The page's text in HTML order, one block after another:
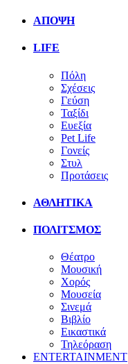
ΑΠΟΨΗ
LIFE
Πόλη
Σχέσεις
Γεύση
Ταξίδι
Ευεξία
Pet Life
Γονείς
Στυλ
Προτάσεις
ΑΘΛΗΤΙΚΑ
ΠΟΛΙΤΣΜΟΣ
Θέατρο
Μουσική
Χορός
Μουσεία
Σινεμά
Βιβλίο
Εικαστικά
Τηλεόραση
ENTERTAINMENT